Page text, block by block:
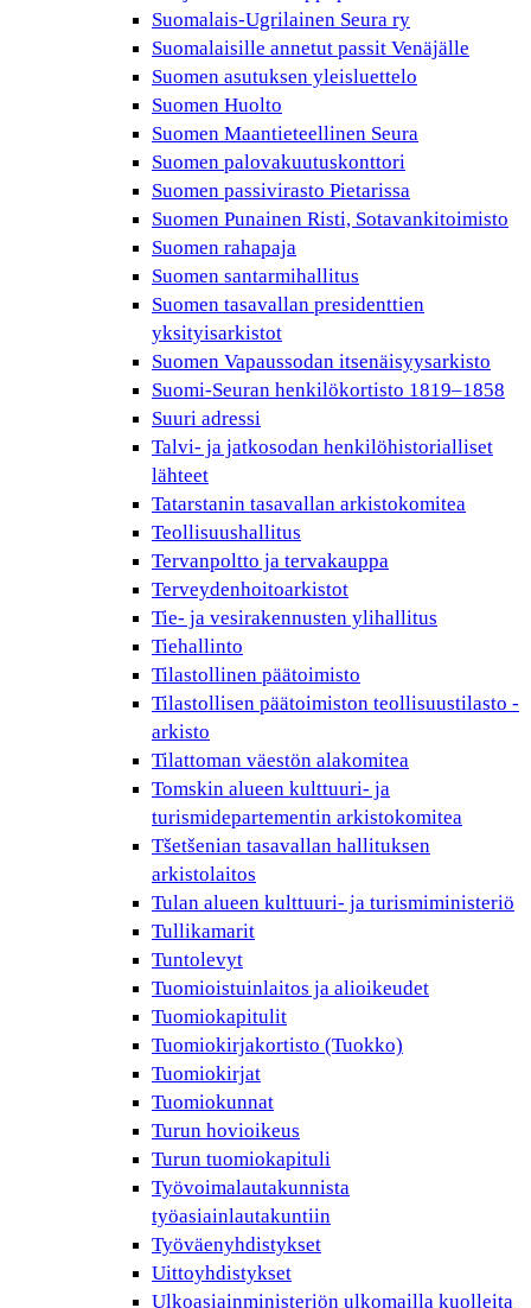
Suomalais-Ugrilainen Seura ry
Suomalaisille annetut passit Venäjälle
Suomen asutuksen yleisluettelo
Suomen Huolto
Suomen Maantieteellinen Seura
Suomen palovakuutuskonttori
Suomen passivirasto Pietarissa
Suomen Punainen Risti, Sotavankitoimisto
Suomen rahapaja
Suomen santarmihallitus
Suomen tasavallan presidenttien
yksityisarkistot
Suomen Vapaussodan itsenäisyysarkisto
Suomi-Seuran henkilökortisto 1819–1858
Suuri adressi
Talvi- ja jatkosodan henkilöhistorialliset
lähteet
Tatarstanin tasavallan arkistokomitea
Teollisuushallitus
Tervanpoltto ja tervakauppa
Terveydenhoitoarkistot
Tie- ja vesirakennusten ylihallitus
Tiehallinto
Tilastollinen päätoimisto
Tilastollisen päätoimiston teollisuustilasto -
arkisto
Tilattoman väestön alakomitea
Tomskin alueen kulttuuri- ja
turismidepartementin arkistokomitea
Tšetšenian tasavallan hallituksen
arkistolaitos
Tulan alueen kulttuuri- ja turismiministeriö
Tullikamarit
Tuntolevyt
Tuomioistuinlaitos ja alioikeudet
Tuomiokapitulit
Tuomiokirjakortisto (Tuokko)
Tuomiokirjat
Tuomiokunnat
Turun hovioikeus
Turun tuomiokapituli
Työvoimalautakunnista
työasiainlautakuntiin
Työväenyhdistykset
Uittoyhdistykset
Ulkoasiainministeriön ulkomailla kuolleita